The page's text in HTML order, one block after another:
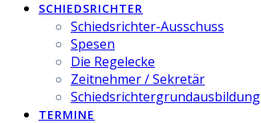
SCHIEDSRICHTER
Schiedsrichter-Ausschuss
Spesen
Die Regelecke
Zeitnehmer / Sekretär
Schiedsrichtergrundausbildung
TERMINE